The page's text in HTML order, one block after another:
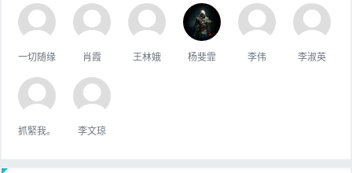
一切随缘 肖霞 王林娥 杨斐霏 李伟 李淑英
抓緊我。 李文琼